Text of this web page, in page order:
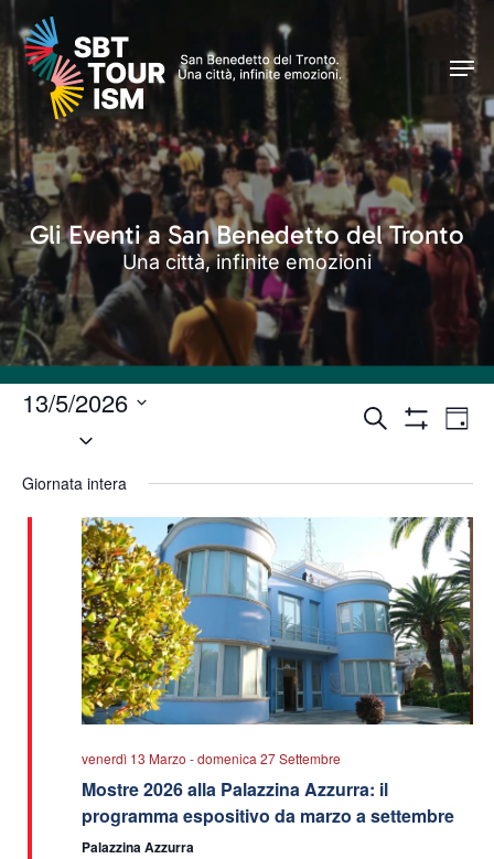
Skip
to
main
content
Gli Eventi a San Benedetto del Tronto
Una città, infinite emozioni
Eventi
e
viste
Cerca
13/5/2026
Seleziona
Giornata intera
venerdì 13 Marzo -domenica 27 Settembre
Mostre 2026 alla Palazzina Azzurra: il
programma espositivo da marzo a settembre
Palazzina Azzurra